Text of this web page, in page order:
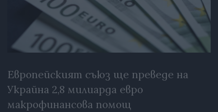
Европейският съюз ще преведе на
Украйна 2,8 милиарда евро
макрофинансова помощ